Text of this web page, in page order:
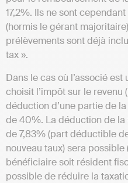
17,2%. Ils ne sont
(hormis le gérant
prélèvements sont déjà
tax ».
Dans le cas où l’associé
choisit l’impôt sur le revenu
déduction d’une partie de
de 40%. La déduction de la
de 7,83% (part déductible
nouveau taux) sera
bénéficiaire soit résident
possible de réduire la